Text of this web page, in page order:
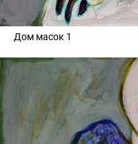
Дом масок 1